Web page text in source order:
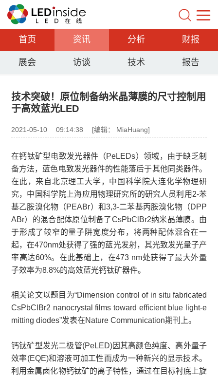
首页 资讯 分析 财报
展会 访谈 技术 报告
技术突破！原位制备纳米晶薄膜的尺寸控制用
于高效蓝光LED
2021-05-10 09:14:38 [编辑： MiaHuang]
在钙钛矿型电致发光器件（PeLEDs）领域，由于缺乏制
备方法，蓝色电致发光器件的性能落后于其他同类器件。
在此，来自北京理工大学，中国科学院大连化学物理研
究，中国科学院上海应用物理研究所的研究人员利用2-苯
基乙胺溴化物（PEABr）和3,3-二苯基丙胺溴化物（DPP
ABr）的混合配体原位制备了CsPbClBr2纳米晶薄膜。由
于形成了较窄的量子阱宽度分布，将两种配体混合在一
起，在470nm处获得了强的蓝光发射，其光致发光量子产
率高达60%。在此基础上，在473 nm处获得了最大外量
子效率为8.8%的高效蓝光钙钛矿器件。
相关论文以题目为“Dimension control of in situ fabricated
CsPbClBr2 nanocrystal films toward efficient blue light-e
mitting diodes”发表在Nature Communication期刊上。
钙钛矿型发光二极管(PeLED)因其高颜色纯度、高外量子
效率(EQE)和溶液可加工性而成为一种新兴的显示技术。
利用金属卤化物钙钛矿的离子特性，通过在目标衬底上旋